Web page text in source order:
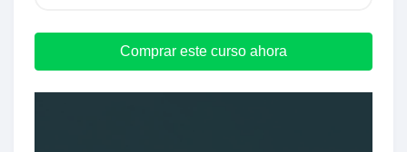
Comprar este curso ahora